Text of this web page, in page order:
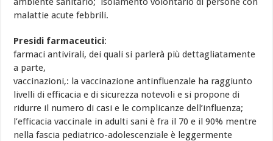
malattie acute febbrili.
Presidi farmaceutici:
farmaci antivirali, dei quali si parlerà più dettagliatamente
a parte,
vaccinazioni,: la vaccinazione antinfluenzale ha raggiunto
livelli di efficacia e di sicurezza notevoli e si propone di
ridurre il numero di casi e le complicanze dell’influenza;
l’efficacia vaccinale in adulti sani è fra il 70 e il 90% mentre
nella fascia pediatrico-adolescenziale è leggermente